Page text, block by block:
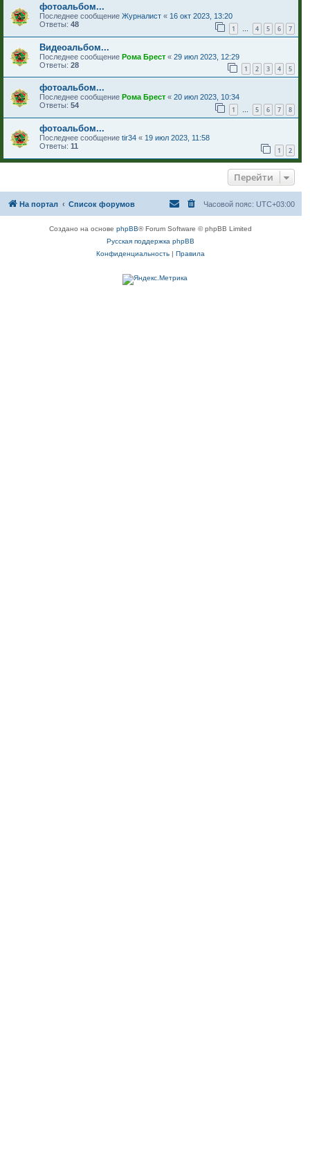
фотоальбом...
Последнее сообщение Журналист « 16 окт 2023, 13:20
Ответы: 48 1 … 4 5 6 7
Видеоальбом...
Последнее сообщение Рома Брест « 29 июл 2023, 12:29
Ответы: 28 1 2 3 4 5
фотоальбом...
Последнее сообщение Рома Брест « 20 июл 2023, 10:34
Ответы: 54 1 … 5 6 7 8
фотоальбом...
Последнее сообщение tir34 « 19 июл 2023, 11:58
Ответы: 11 1 2
Перейти
На портал Список форумов Часовой пояс: UTC+03:00
Создано на основеphpBB® Forum Software © phpBB Limited
Русская поддержка phpBB
Конфиденциальность |Правила